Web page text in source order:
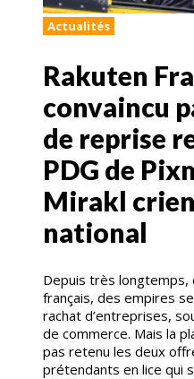
Actualités
Rakuten
convaincu
de reprise
PDG de
Mirakl
national
Depuis très longtemps,
français, des empires
rachat d’entreprises,
de commerce. Mais la
pas retenu les deux
prétendants en lice qui